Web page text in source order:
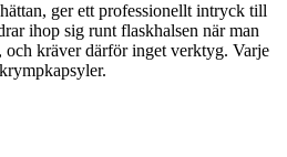
ger ett professionellt intryck till
ihop sig runt flaskhalsen när man
och kräver därför inget verktyg. Varje